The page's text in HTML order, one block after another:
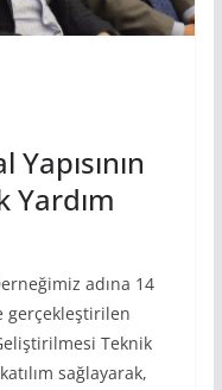
Yardım
adına 14
gerçekleştirilen
Teknik
sağlayarak,